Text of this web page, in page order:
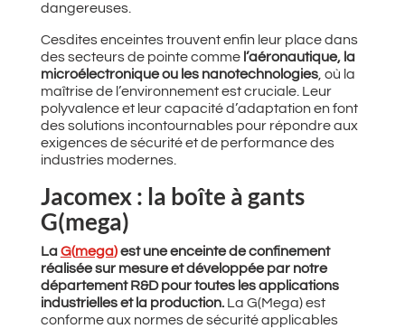
dangereuses.
Cesdites enceintes trouvent enfin leur place dans
des secteurs de pointe comme l’aéronautique, la
microélectronique ou les nanotechnologies, où la
maîtrise de l’environnement est cruciale. Leur
polyvalence et leur capacité d’adaptation en font
des solutions incontournables pour répondre aux
exigences de sécurité et de performance des
industries modernes.
Jacomex : la boîte à gants
G(mega)
LaG(mega)est une enceinte de confinement
réalisée sur mesure et développée par notre
département R&D pour toutes les applications
industrielles et la production. La G(Mega) est
conforme aux normes de sécurité applicables